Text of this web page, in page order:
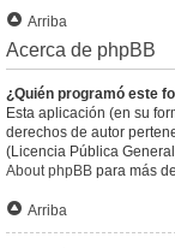
Arriba
Acerca de phpBB
¿Quién programó este
Esta aplicación (en su
derechos de autor
(Licencia Pública
About phpBB para más
Arriba